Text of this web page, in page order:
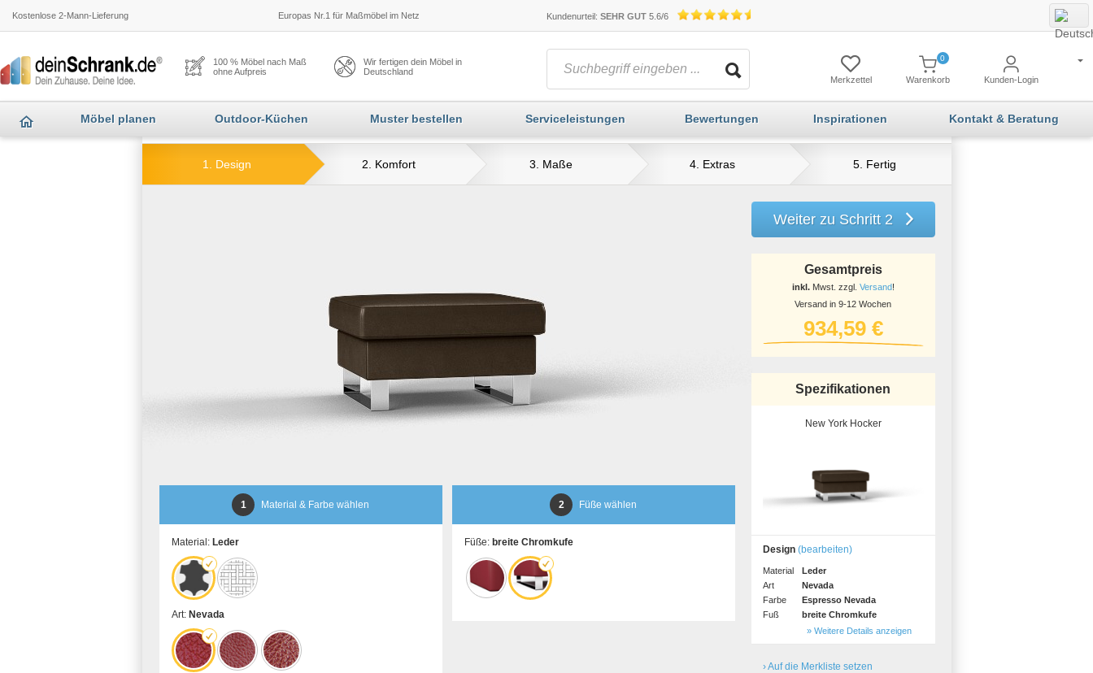
Kostenlose 2-Mann-Lieferung Europas Nr.1 für Maßmöbel im Netz Kundenurteil: SEHR GUT 5.6/6
100 % Möbel nach Maß
ohne Aufpreis
Wir fertigen dein Möbel in
Deutschland
Merkzettel
Warenkorb
0
Kunden-Login
Möbel planen Outdoor-Küchen Muster bestellen Serviceleistungen Bewertungen Inspirationen Kontakt & Beratung
5. Fertig
4. Extras
3. Maße
2. Komfort
1. Design
1 Material & Farbe wählen
Material: Leder
Art: Nevada
2 Füße wählen
Füße: breite Chromkufe
Weiter zu Schritt 2
Gesamtpreis
inkl.Mwst. zzgl. Versand!
Versand in 9-12 Wochen
934,59 €
Spezifikationen
New York Hocker
Design (bearbeiten)
Material
Leder
Art
Nevada
Farbe
Espresso Nevada
Fuß
breite Chromkufe
» Weitere Details anzeigen
› Auf die Merkliste setzen